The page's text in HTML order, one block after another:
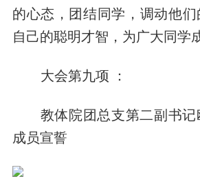
的心态，团结同学，调动他
自己的聪明才智，为广大同学
大会第九项 ：
教体院团总支第二副书
成员宣誓